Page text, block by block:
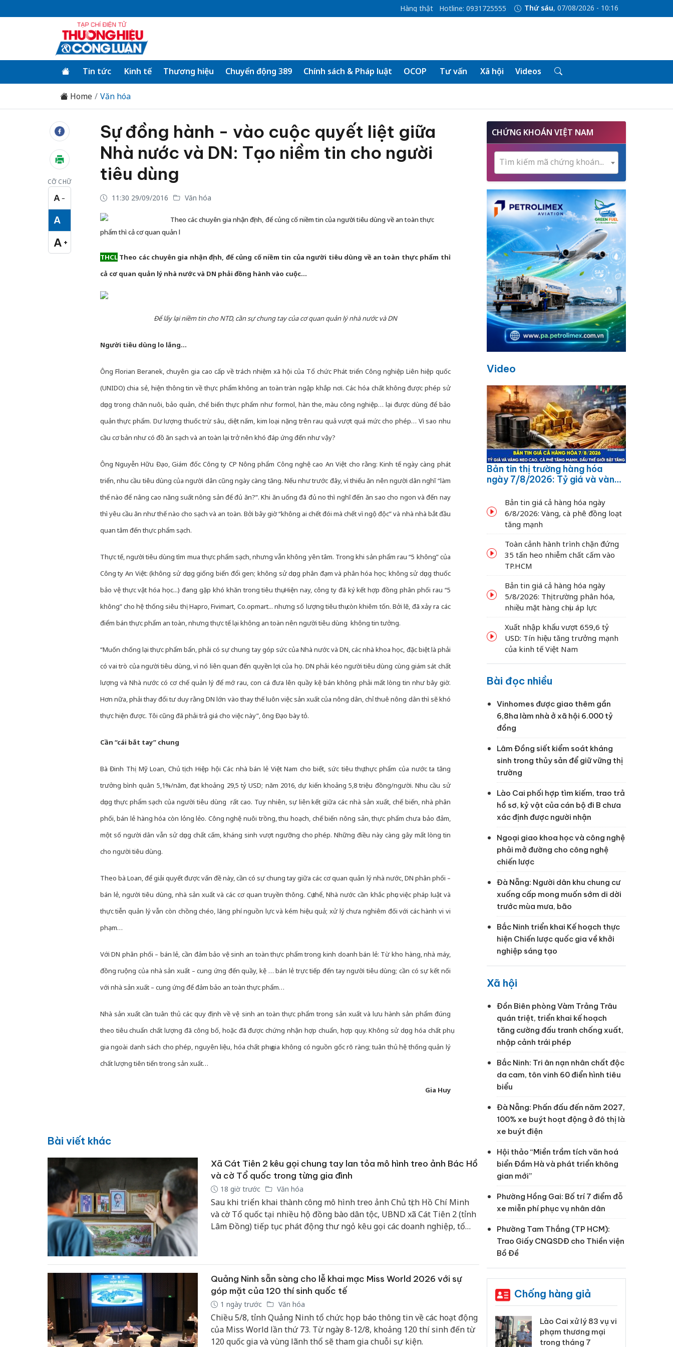
Hàng thật Hotline: 0931725555 Thứ sáu, 07/08/2026 - 10:16
Tin tức Kinh tế Thương hiệu Chuyển động 389 Chính sách & Pháp luật OCOP Tư vấn Xã hội Videos
Home Văn hóa
CỠ CHỮ
A −
Cỡ chữ nhỏ
A
Cỡ chữ vừa
A +
Cỡ chữ lớn
Sự đồng hành - vào cuộc quyết liệt giữa
Nhà nước và DN: Tạo niềm tin cho người
tiêu dùng
11:30 29/09/2016 Văn hóa
Theo các chuyên gia nhận định, để củng cố niềm tin của người tiêu dùng về an toàn thực
phẩm thì cả cơ quan quản l
THCLTheo các chuyên gia nhận định, để củng cố niềm tin của người tiêu dùng về an toàn thực phẩm thì
cả cơ quan quản lý nhà nước và DN phải đồng hành vào cuộc…
Để lấy lại niềm tin cho NTD, cần sự chung tay của cơ quan quản lý nhà nước và DN
Người tiêu dùng lo lắng…
Ông Florian Beranek, chuyên gia cao cấp về trách nhiệm xã hội của Tổ chức Phát triển Công nghiệp Liên hiệp quốc
(UNIDO) chia sẻ, hiện thông tin về thực phẩm không an toàn tràn ngập khắp nơi. Các hóa chất không được phép sử
dụng trong chăn nuôi, bảo quản, chế biến thực phẩm như formol, hàn the, màu công nghiệp… lại được dùng để bảo
quản thực phẩm. Dư lượng thuốc trừ sâu, diệt nấm, kim loại nặng trên rau quả vượt quá mức cho phép… Vì sao nhu
cầu cơ bản như có đồ ăn sạch và an toàn lại trở nên khó đáp ứng đến như vậy?
Ông Nguyễn Hữu Đạo, Giám đốc Công ty CP Nông phẩm Công nghệ cao An Việt cho rằng: Kinh tế ngày càng phát
triển, nhu cầu tiêu dùng của người dân cũng ngày càng tăng. Nếu như trước đây, vì thiếu ăn nên người dân nghĩ “làm
thế nào để nâng cao năng suất nông sản để đủ ăn?”. Khi ăn uống đã đủ no thì nghĩ đến ăn sao cho ngon và đến nay
thì yêu cầu ăn như thế nào cho sạch và an toàn. Bởi bây giờ “không ai chết đói mà chết vì ngộ độc” và nhà nhà bắt đầu
quan tâm đến thực phẩm sạch.
Thực tế, người tiêu dùng tìm mua thực phẩm sạch, nhưng vẫn không yên tâm. Trong khi sản phẩm rau “5 không” của
Công ty An Việt: (không sử dụng giống biến đổi gen; không sử dụng phân đạm và phân hóa học; không sử dụng thuốc
bảo vệ thực vật hóa học...) đang gặp khó khăn trong tiêu thụ. Hiện nay, công ty đã ký kết hợp đồng phân phối rau “5
không” cho hệ thống siêu thị Hapro, Fivimart, Co.opmart... nhưng số lượng tiêu thụ còn khiêm tốn. Bởi lẽ, đã xảy ra các
điểm bán thực phẩm an toàn, nhưng thực tế lại không an toàn nên người tiêu dùng không tin tưởng.
“Muốn chống lại thực phẩm bẩn, phải có sự chung tay góp sức của Nhà nước và DN, các nhà khoa học, đặc biệt là phải
có vai trò của người tiêu dùng, vì nó liên quan đến quyền lợi của họ. DN phải kéo người tiêu dùng cùng giám sát chất
lượng và Nhà nước có cơ chế quản lý để mớ rau, con cá đưa lên quầy kệ bán không phải mất lòng tin như bây giờ.
Hơn nữa, phải thay đổi tư duy rằng DN lớn vào thay thế luôn việc sản xuất của nông dân, chỉ thuê nông dân thì sẽ khó
thực hiện được. Tôi cũng đã phải trả giá cho việc này”, ông Đạo bày tỏ.
Cần “cái bắt tay” chung
Bà Đinh Thị Mỹ Loan, Chủ tịch Hiệp hội Các nhà bán lẻ Việt Nam cho biết, sức tiêu thụ thực phẩm của nước ta tăng
trưởng bình quân 5,1%/năm, đạt khoảng 29,5 tỷ USD; năm 2016, dự kiến khoảng 5,8 triệu đồng/người. Nhu cầu sử
dụng thực phẩm sạch của người tiêu dùng rất cao. Tuy nhiên, sự liên kết giữa các nhà sản xuất, chế biến, nhà phân
phối, bán lẻ hàng hóa còn lỏng lẻo. Công nghệ nuôi trồng, thu hoạch, chế biến nông sản, thực phẩm chưa bảo đảm,
một số người dân vẫn sử dụng chất cấm, kháng sinh vượt ngưỡng cho phép. Những điều này càng gây mất lòng tin
cho người tiêu dùng.
Theo bà Loan, để giải quyết được vấn đề này, cần có sự chung tay giữa các cơ quan quản lý nhà nước, DN phân phối –
bán lẻ, người tiêu dùng, nhà sản xuất và các cơ quan truyền thông. Cụ thể, Nhà nước cần khắc phục việc pháp luật và
thực tiễn quản lý vẫn còn chồng chéo, lãng phí nguồn lực và kém hiệu quả; xử lý chưa nghiêm đối với các hành vi vi
phạm…
Với DN phân phối – bán lẻ, cần đảm bảo vệ sinh an toàn thực phẩm trong kinh doanh bán lẻ: Từ kho hàng, nhà máy,
đồng ruộng của nhà sản xuất – cung ứng đến quầy, kệ … bán lẻ trực tiếp đến tay người tiêu dùng; cần có sự kết nối
với nhà sản xuất – cung ứng để đảm bảo an toàn thực phẩm…
Nhà sản xuất cần tuân thủ các quy định về vệ sinh an toàn thực phẩm trong sản xuất và lưu hành sản phẩm đúng
theo tiêu chuẩn chất lượng đã công bố, hoặc đã được chứng nhận hợp chuẩn, hợp quy. Không sử dụng hóa chất phụ
gia ngoài danh sách cho phép, nguyên liệu, hóa chất phụ gia không có nguồn gốc rõ ràng; tuân thủ hệ thống quản lý
chất lượng tiên tiến trong sản xuất…
Gia Huy
Bài viết khác
Xã Cát Tiên 2 kêu gọi chung tay lan tỏa mô hình treo ảnh Bác Hồ
và cờ Tổ quốc trong từng gia đình
18 giờ trước Văn hóa
Sau khi triển khai thành công mô hình treo ảnh Chủ tịch Hồ Chí Minh
và cờ Tổ quốc tại nhiều hộ đồng bào dân tộc, UBND xã Cát Tiên 2 (tỉnh
Lâm Đồng) tiếp tục phát động thư ngỏ kêu gọi các doanh nghiệp, tổ
Quảng Ninh sẵn sàng cho lễ khai mạc Miss World 2026 với sự
góp mặt của 120 thí sinh quốc tế
1 ngày trước Văn hóa
Chiều 5/8, tỉnh Quảng Ninh tổ chức họp báo thông tin về các hoạt động
của Miss World lần thứ 73. Từ ngày 8-12/8, khoảng 120 thí sinh đến từ
120 quốc gia và vùng lãnh thổ sẽ tham gia chuỗi sự kiện.
CHỨNG KHOÁN VIỆT NAM
Tìm kiếm mã chứng khoán...
Video
Bản tin thị trường hàng hóa
ngày 7/8/2026: Tỷ giá và vàng
dầu thế giới bật tăng
Bản tin giá cả hàng hóa ngày
6/8/2026: Vàng, cà phê đồng loạt
tăng mạnh
Toàn cảnh hành trình chặn đứng
35 tấn heo nhiễm chất cấm vào
TP.HCM
Bản tin giá cả hàng hóa ngày
5/8/2026: Thị trường phân hóa,
nhiều mặt hàng chịu áp lực
Xuất nhập khẩu vượt 659,6 tỷ
USD: Tín hiệu tăng trưởng mạnh
của kinh tế Việt Nam
Bài đọc nhiều
Vinhomes được giao thêm gần
6,8ha làm nhà ở xã hội 6.000 tỷ
đồng
Lâm Đồng siết kiểm soát kháng
sinh trong thủy sản để giữ vững thị
trường
Lào Cai phối hợp tìm kiếm, trao trả
hồ sơ, kỷ vật của cán bộ đi B chưa
xác định được người nhận
Ngoại giao khoa học và công nghệ
phải mở đường cho công nghệ
chiến lược
Đà Nẵng: Người dân khu chung cư
xuống cấp mong muốn sớm di dời
trước mùa mưa, bão
Bắc Ninh triển khai Kế hoạch thực
hiện Chiến lược quốc gia về khởi
nghiệp sáng tạo
Xã hội
Đồn Biên phòng Vàm Trảng Trâu
quán triệt, triển khai kế hoạch
tăng cường đấu tranh chống xuất,
nhập cảnh trái phép
Bắc Ninh: Tri ân nạn nhân chất độc
da cam, tôn vinh 60 điển hình tiêu
biểu
Đà Nẵng: Phấn đấu đến năm 2027,
100% xe buýt hoạt động ở đô thị là
xe buýt điện
Hội thảo “Miền trầm tích văn hoá
biển Đầm Hà và phát triển không
gian mới”
Phường Hồng Gai: Bố trí 7 điểm đỗ
xe miễn phí phục vụ nhân dân
Phường Tam Thắng (TP HCM):
Trao Giấy CNQSDĐ cho Thiền viện
Bồ Đề
Chống hàng giả
Công an Thanh Hóa
tìm bị hại trong vụ
án sản xuất, buôn
Lào Cai xử lý 83 vụ vi
phạm thương mại
trong tháng 7